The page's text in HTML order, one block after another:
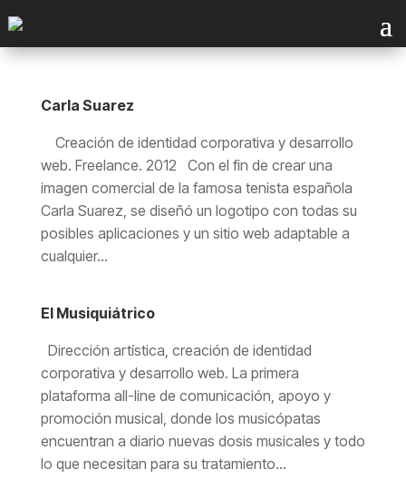
Carla Suarez
Creación de identidad corporativa y desarrollo
web. Freelance. 2012 Con el fin de crear una
imagen comercial de la famosa tenista española
Carla Suarez, se diseñó un logotipo con todas su
posibles aplicaciones y un sitio web adaptable a
cualquier...
El Musiquiátrico
Dirección artística, creación de identidad
corporativa y desarrollo web. La primera
plataforma all-line de comunicación, apoyo y
promoción musical, donde los musicópatas
encuentran a diario nuevas dosis musicales y todo
lo que necesitan para su tratamiento...